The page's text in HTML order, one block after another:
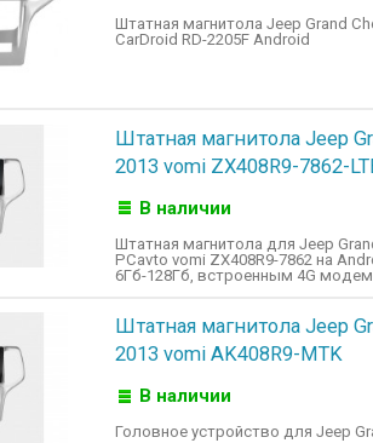
Штатная магнитола Jeep Grand
CarDroid RD-2205F Android
Штатная магнитола Jeep
2013 vomi ZX408R9-7862-
В наличии
Штатная магнитола для Jeep
PCavto vomi ZX408R9-7862 на
6Гб-128Гб, встроенным 4G
Штатная магнитола Jeep
2013 vomi AK408R9-MTK
В наличии
Головное устройство для Jeep